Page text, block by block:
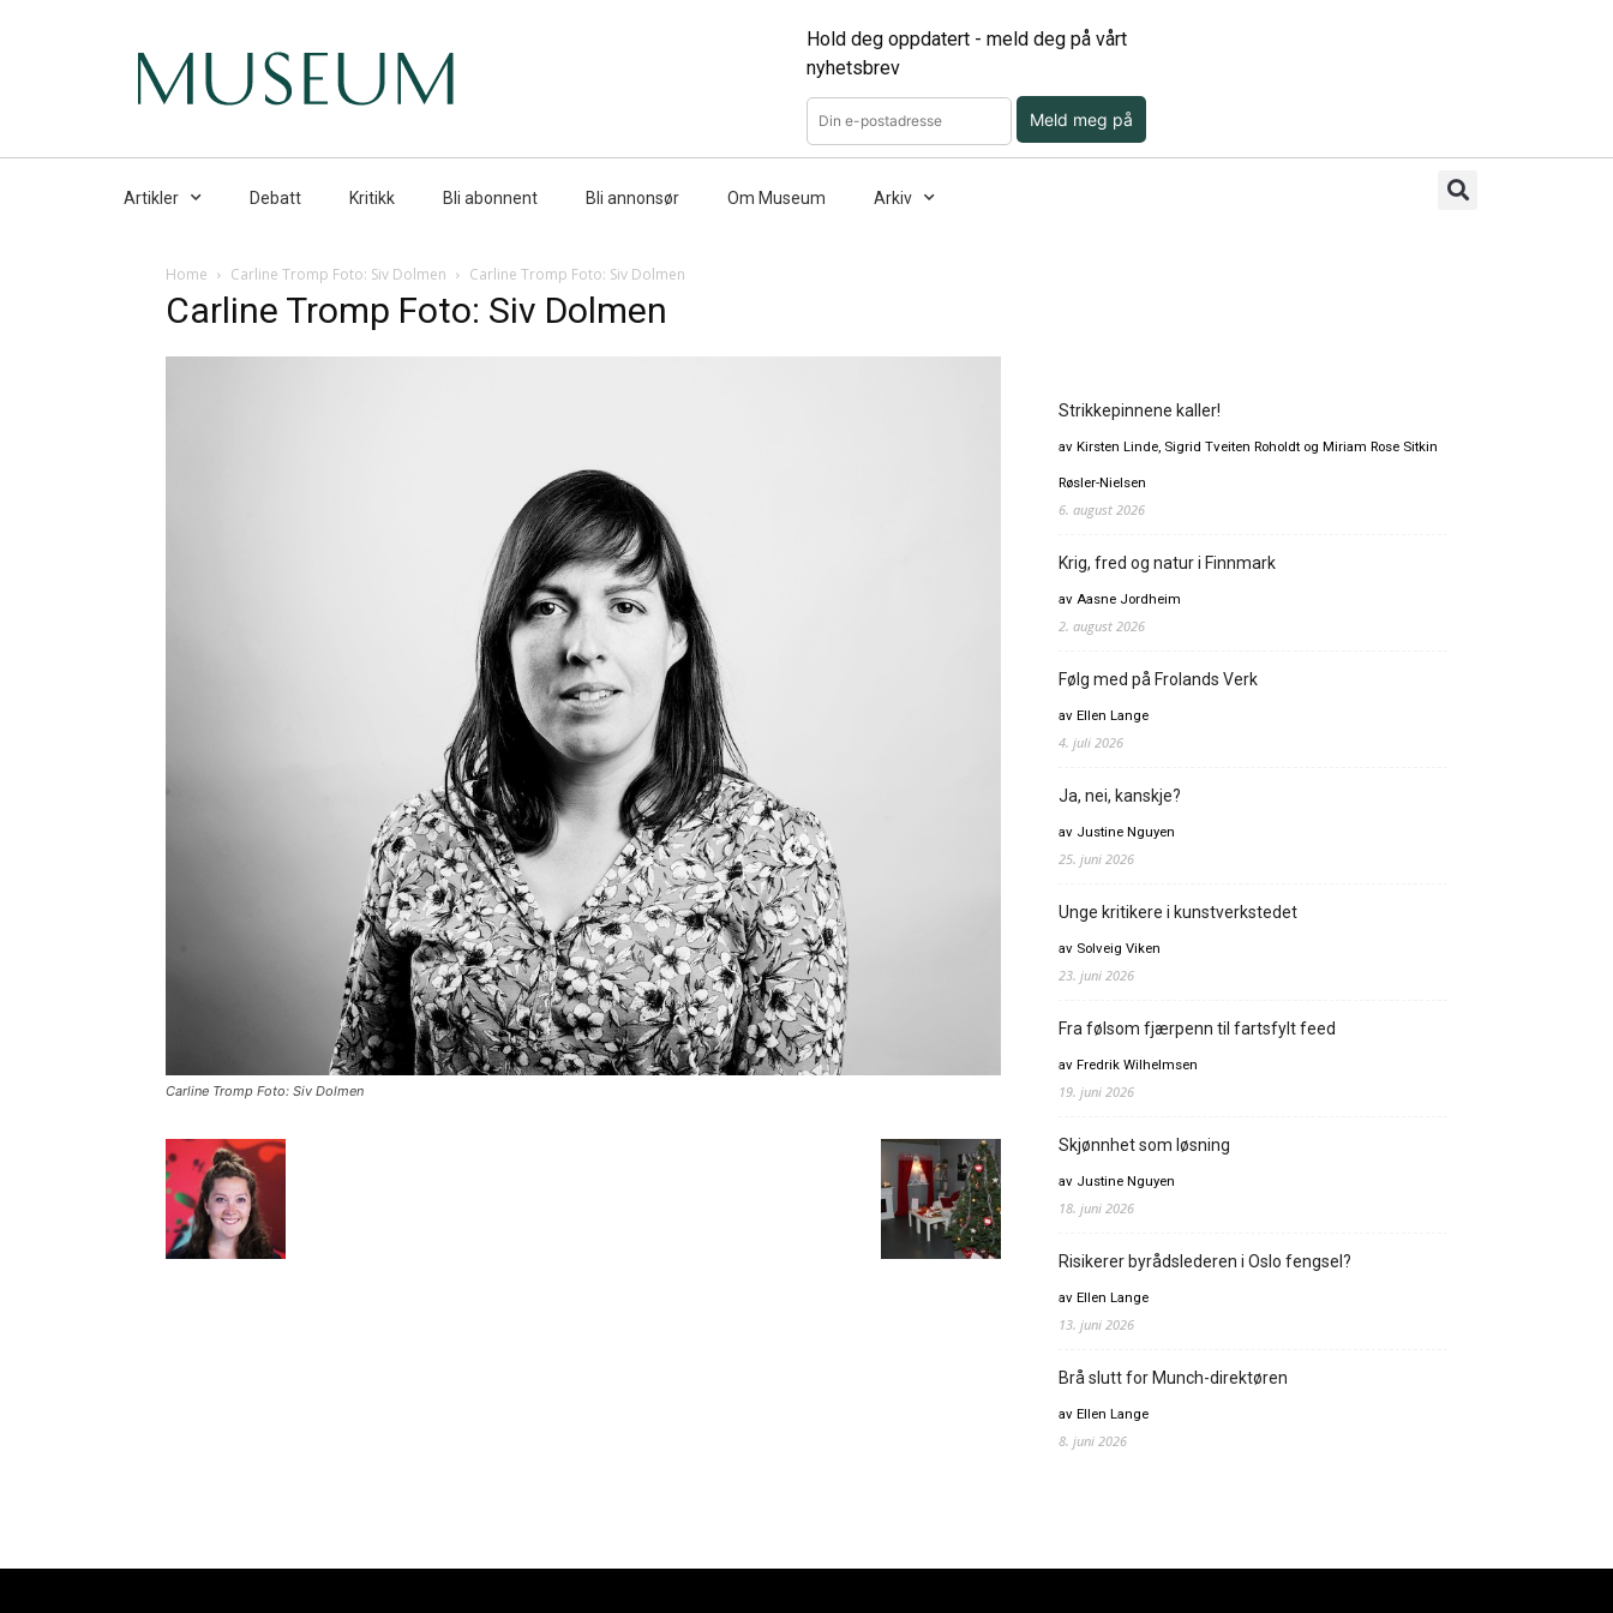
Hold deg oppdatert - meld deg på vårt
nyhetsbrev
Meld meg på
Artikler Debatt Kritikk Bli abonnent Bli annonsør Om Museum Arkiv
Home Carline Tromp Foto: Siv Dolmen Carline Tromp Foto: Siv Dolmen
Carline Tromp Foto: Siv Dolmen
Carline Tromp Foto: Siv Dolmen
Strikkepinnene kaller!
av Kirsten Linde, Sigrid Tveiten Roholdt og Miriam Rose Sitkin
Røsler-Nielsen
6. august 2026
Krig, fred og natur i Finnmark
av Aasne Jordheim
2. august 2026
Følg med på Frolands Verk
av Ellen Lange
4. juli 2026
Ja, nei, kanskje?
av Justine Nguyen
25. juni 2026
Unge kritikere i kunstverkstedet
av Solveig Viken
23. juni 2026
Fra følsom fjærpenn til fartsfylt feed
av Fredrik Wilhelmsen
19. juni 2026
Skjønnhet som løsning
av Justine Nguyen
18. juni 2026
Risikerer byrådslederen i Oslo fengsel?
av Ellen Lange
13. juni 2026
Brå slutt for Munch-direktøren
av Ellen Lange
8. juni 2026